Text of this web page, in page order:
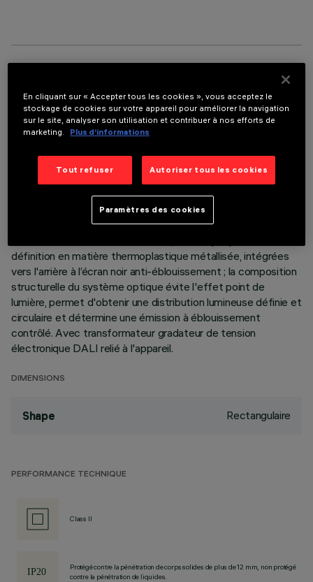
DERNIÈRE MISE À JOUR: 07/08/2026
DESCRIPTION
Appareil rectangulaire à encastrer à sources LED. Logement
éléments linéaires à 10 cellules lumineuses, réalisés en
aluminium moulé sous pression et dont la direction est
variable de manière autonome, permettent d'orienter le
définition en matière thermoplastique métallisée, intégrées
vers l'arrière à l’écran noir anti-éblouissement ; la composition
structurelle du système optique évite l'effet point de
lumière, permet d'obtenir une distribution lumineuse définie et
circulaire et détermine une émission à éblouissement
contrôlé. Avec transformateur gradateur de tension
électronique DALI relié à l'appareil.
DIMENSIONS
Shape Rectangulaire
PERFORMANCE TECHNIQUE
Class II
Protégé contre la pénétration de corps solides de plus de 12 mm, non protégé
contre la pénétration de liquides.
En cliquant sur « Accepter tous les cookies », vous acceptez le
stockage de cookies sur votre appareil pour améliorer la navigation
sur le site, analyser son utilisation et contribuer à nos efforts de
marketing.
Plus d’informations
Tout refuser Autoriser tous les cookies
Paramètres des cookies